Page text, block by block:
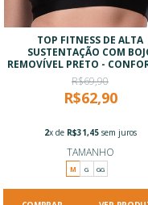
TOP FITNESS DE ALTA
SUSTENTAÇÃO COM
REMOVÍVEL PRETO -
TECNOLOGIA
R$69,90
R$62,90
2x de R$31,45sem juros
TAMANHO
M G GG